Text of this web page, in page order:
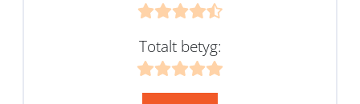
Totalt betyg: